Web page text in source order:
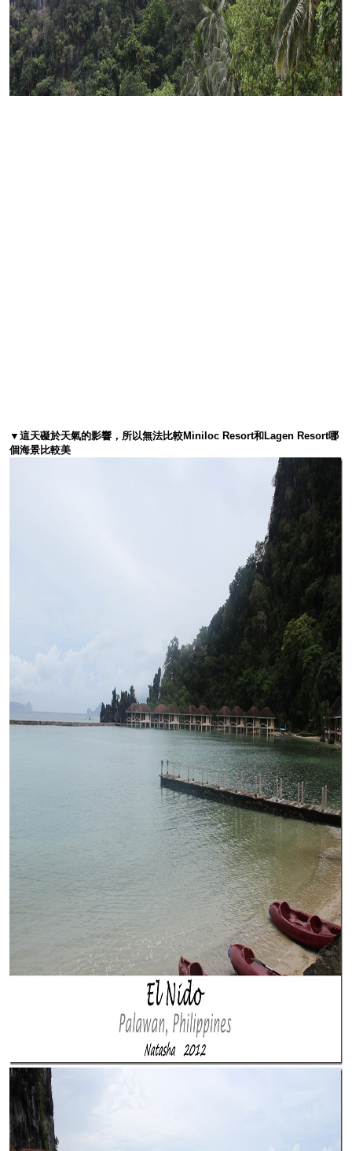
▼這天礙於天氣的影響，所以無法比較Miniloc Resort和Lagen Resort哪
個海景比較美